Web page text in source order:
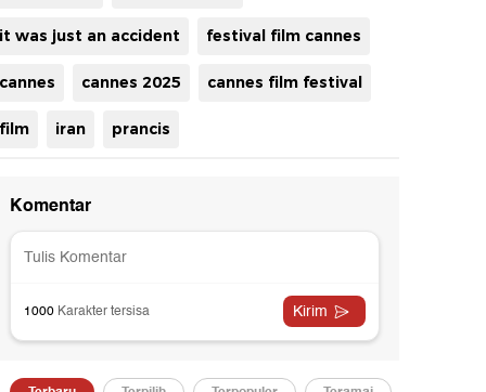
Panahi di video berikut ini!
it was just an accident festival film cannes
cannes cannes 2025 cannes film festival
film iran prancis